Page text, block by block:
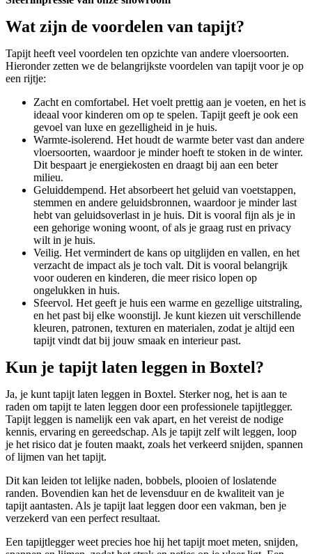
Wat zijn de voordelen van tapijt?
Tapijt heeft veel voordelen ten opzichte van andere vloersoorten.
Hieronder zetten we de belangrijkste voordelen van tapijt voor je op
een rijtje:
Zacht en comfortabel. Het voelt prettig aan je voeten, en het is
ideaal voor kinderen om op te spelen. Tapijt geeft je ook een
gevoel van luxe en gezelligheid in je huis.
Warmte-isolerend. Het houdt de warmte beter vast dan andere
vloersoorten, waardoor je minder hoeft te stoken in de winter.
Dit bespaart je energiekosten en draagt bij aan een beter
milieu.
Geluiddempend. Het absorbeert het geluid van voetstappen,
stemmen en andere geluidsbronnen, waardoor je minder last
hebt van geluidsoverlast in je huis. Dit is vooral fijn als je in
een gehorige woning woont, of als je graag rust en privacy
wilt in je huis.
Veilig. Het vermindert de kans op uitglijden en vallen, en het
verzacht de impact als je toch valt. Dit is vooral belangrijk
voor ouderen en kinderen, die meer risico lopen op
ongelukken in huis.
Sfeervol. Het geeft je huis een warme en gezellige uitstraling,
en het past bij elke woonstijl. Je kunt kiezen uit verschillende
kleuren, patronen, texturen en materialen, zodat je altijd een
tapijt vindt dat bij jouw smaak en interieur past.
Kun je tapijt laten leggen in Boxtel?
Ja, je kunt tapijt laten leggen in Boxtel. Sterker nog, het is aan te
raden om tapijt te laten leggen door een professionele tapijtlegger.
Tapijt leggen is namelijk een vak apart, en het vereist de nodige
kennis, ervaring en gereedschap. Als je tapijt zelf wilt leggen, loop
je het risico dat je fouten maakt, zoals het verkeerd snijden, spannen
of lijmen van het tapijt.
Dit kan leiden tot lelijke naden, bobbels, plooien of loslatende
randen. Bovendien kan het de levensduur en de kwaliteit van je
tapijt aantasten. Als je tapijt laat leggen door een vakman, ben je
verzekerd van een perfect resultaat.
Een tapijtlegger weet precies hoe hij het tapijt moet meten, snijden,